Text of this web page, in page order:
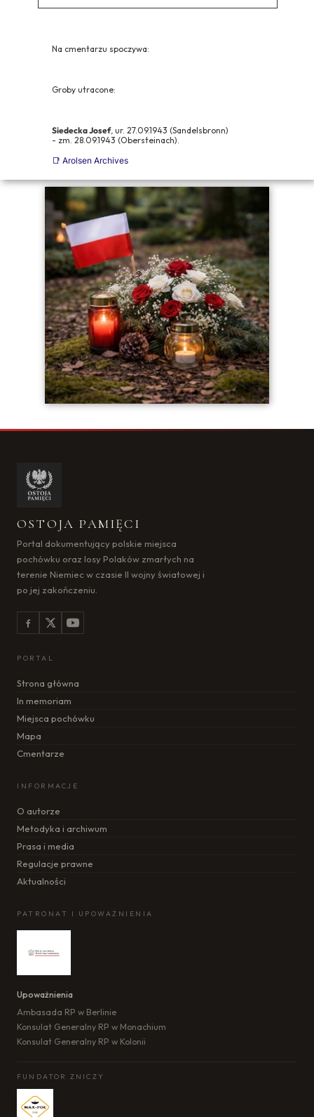
Na cmentarzu spoczywa:
Groby utracone:
Siedecka Josef, ur. 27.09.1943 (Sandelsbronn)
- zm. 28.09.1943 (Obersteinach).
📑 Arolsen Archives
OSTOJA PAMIĘCI
Portal dokumentujący polskie miejsca
pochówku oraz losy Polaków zmarłych na
terenie Niemiec w czasie II wojny światowej i
po jej zakończeniu.
PORTAL
Strona główna
In memoriam
Miejsca pochówku
Mapa
Cmentarze
INFORMACJE
O autorze
Metodyka i archiwum
Prasa i media
Regulacje prawne
Aktualności
PATRONAT I UPOWAŻNIENIA
Upoważnienia
Ambasada RP w Berlinie
Konsulat Generalny RP w Monachium
Konsulat Generalny RP w Kolonii
FUNDATOR ZNICZY
Zgoda na pliki cookie
Cookies to małe pliki danych, które są przechowywane na Twoim
urządzeniu podczas przeglądania stron internetowych. Używamy ich
do poprawy działania serwisu, personalizacji treści, oraz analizy ruchu
na stronie.
Dostosuj Zezwól na wszystkie